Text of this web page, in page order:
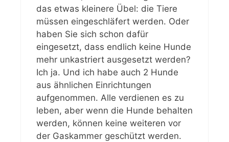
das etwas kleinere Übel: die Tiere
müssen eingeschläfert werden. Oder
haben Sie sich schon dafür
eingesetzt, dass endlich keine Hunde
mehr unkastriert ausgesetzt werden?
Ich ja. Und ich habe auch 2 Hunde
aus ähnlichen Einrichtungen
aufgenommen. Alle verdienen es zu
leben, aber wenn die Hunde behalten
werden, können keine weiteren vor
der Gaskammer geschützt werden.